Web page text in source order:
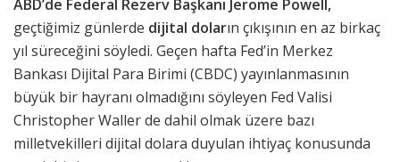
ABD’de Federal Rezerv Başkanı Jerome Powell,
geçtiğimiz günlerde dijital doların çıkışının en az birkaç
yıl süreceğini söyledi. Geçen hafta Fed’in Merkez
Bankası Dijital Para Birimi (CBDC) yayınlanmasının
büyük bir hayranı olmadığını söyleyen Fed Valisi
Christopher Waller de dahil olmak üzere bazı
milletvekilleri dijital dolara duyulan ihtiyaç konusunda